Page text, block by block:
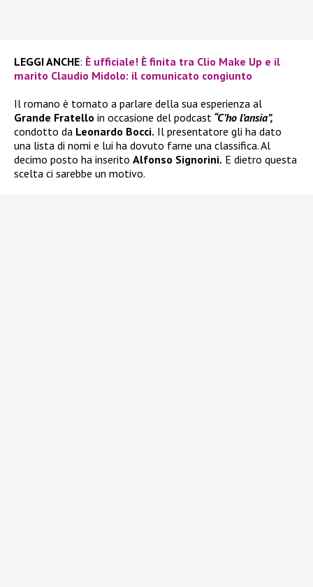
LEGGI ANCHE: È ufficiale! È finita tra Clio Make Up e il
marito Claudio Midolo: il comunicato congiunto
Il romano è tornato a parlare della sua esperienza al
Grande Fratello in occasione del podcast “C’ho l’ansia”,
condotto da Leonardo Bocci. Il presentatore gli ha dato
una lista di nomi e lui ha dovuto farne una classifica. Al
decimo posto ha inserito Alfonso Signorini. E dietro questa
scelta ci sarebbe un motivo.